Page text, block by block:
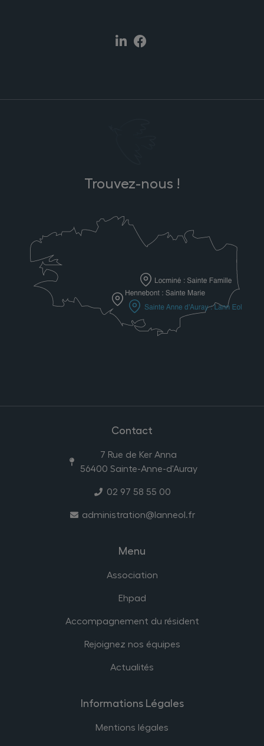
Trouvez-nous !
Contact
7 Rue de Ker Anna
56400 Sainte-Anne-d'Auray
02 97 58 55 00
administration@lanneol.fr
Menu
Association
Ehpad
Accompagnement du résident
Rejoignez nos équipes
Actualités
Informations Légales
Mentions légales